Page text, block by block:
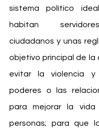
sistema político
habitan
ciudadanos y unas
objetivo principal de la
evitar la violencia y
poderes o las
para mejorar la
personas; para que